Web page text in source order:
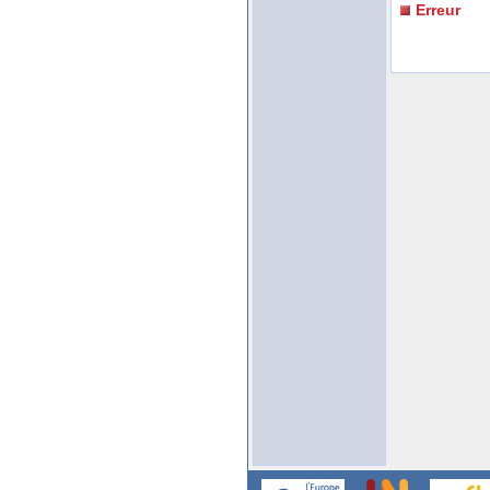
Erreur